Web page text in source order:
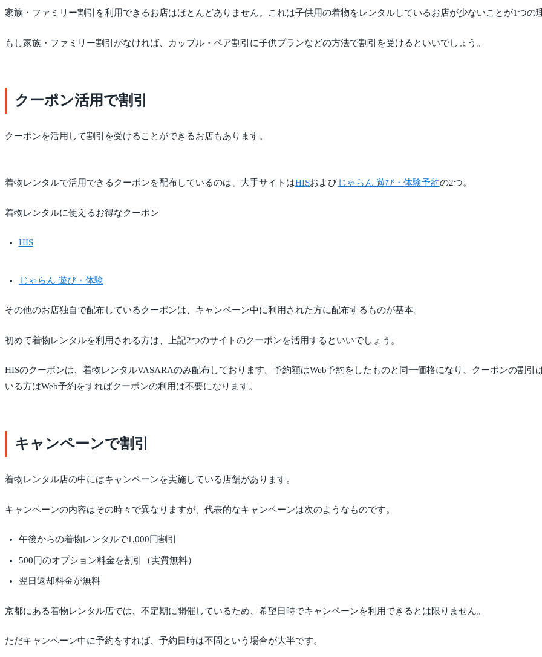
家族・ファミリー割引を利用できるお店はほとんどありません。これは子供用の着物をレンタルしているお店が少ないことが1つの
もし家族・ファミリー割引がなければ、カップル・ペア割引に子供プランなどの方法で割引を受けるといいでしょう。
クーポン活用で割引
クーポンを活用して割引を受けることができるお店もあります。
着物レンタルで活用できるクーポンを配布しているのは、大手サイトはHISおよび じゃらん 遊び・体験予約の2つ。
着物レンタルに使えるお得なクーポン
HIS
じゃらん 遊び・体験
その他のお店独自で配布しているクーポンは、キャンペーン中に利用された方に配布するものが基本。
初めて着物レンタルを利用される方は、上記2つのサイトのクーポンを活用するといいでしょう。
HISのクーポンは、着物レンタルVASARAのみ配布しております。予約額はWeb予約をしたものと同一価格になり、クーポンの割
いる方はWeb予約をすればクーポンの利用は不要になります。
キャンペーンで割引
着物レンタル店の中にはキャンペーンを実施している店舗があります。
キャンペーンの内容はその時々で異なりますが、代表的なキャンペーンは次のようなものです。
午後からの着物レンタルで1,000円割引
500円のオプション料金を割引（実質無料）
翌日返却料金が無料
京都にある着物レンタル店では、不定期に開催しているため、希望日時でキャンペーンを利用できるとは限りません。
ただキャンペーン中に予約をすれば、予約日時は不問という場合が大半です。